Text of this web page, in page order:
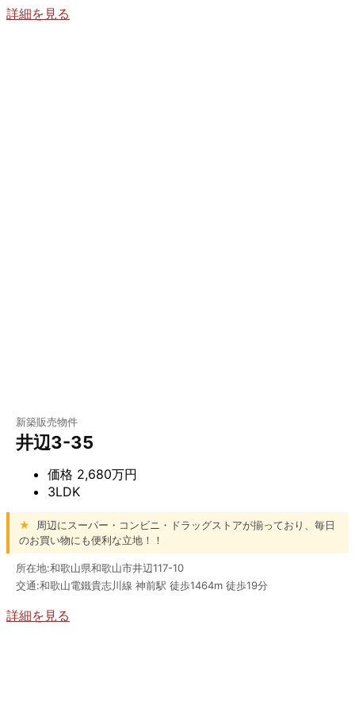
詳細を見る
新築販売物件
井辺3-35
価格 2,680万円
3LDK
★
周辺にスーパー・コンビニ・ドラッグストアが揃っており、毎日
のお買い物にも便利な立地！！
所在地:和歌山県和歌山市井辺117-10
交通:和歌山電鐵貴志川線 神前駅 徒歩1464m 徒歩19分
詳細を見る